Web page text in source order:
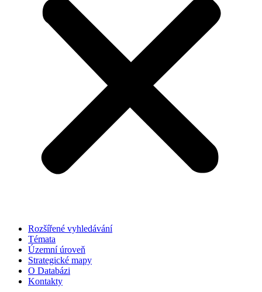
Rozšířené vyhledávání
Témata
Územní úroveň
Strategické mapy
O Databázi
Kontakty